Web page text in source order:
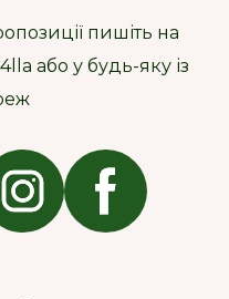
пишіть на
або у будь-яку із